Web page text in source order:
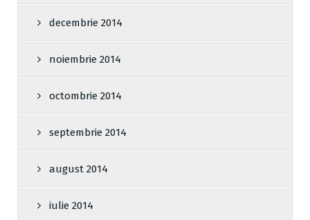
decembrie 2014
noiembrie 2014
octombrie 2014
septembrie 2014
august 2014
iulie 2014